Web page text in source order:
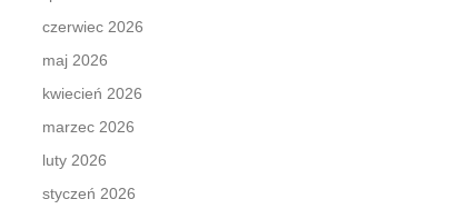
czerwiec 2026
maj 2026
kwiecień 2026
marzec 2026
luty 2026
styczeń 2026